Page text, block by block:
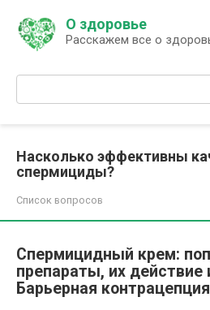
контенту
О здоровье
Расскажем все о
Поиск:
Насколько эффективны
спермициды?
Список вопросов
Спермицидный крем:
препараты, их
Барьерная контрацепция